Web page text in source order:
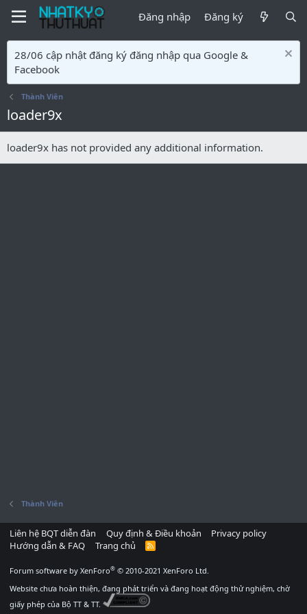
Đăng nhập Đăng ký
28/06 cập nhật đăng ký đăng nhập qua Google &
Facebook
Thành Viên
loader9x
loader9x has not provided any additional information.
Thành Viên
Liên hệ BQT diễn đàn Quy định & Điều khoản
Privacy policy
Hướng dẫn & FAQ
Trang chủ
R
Forum software by XenForo® © 2010-2021 XenForo Ltd.
Website chưa hoàn thiện, đang phát triển và đang hoạt động thử nghiệm, chờ
giấy phép của Bộ TT & TT.